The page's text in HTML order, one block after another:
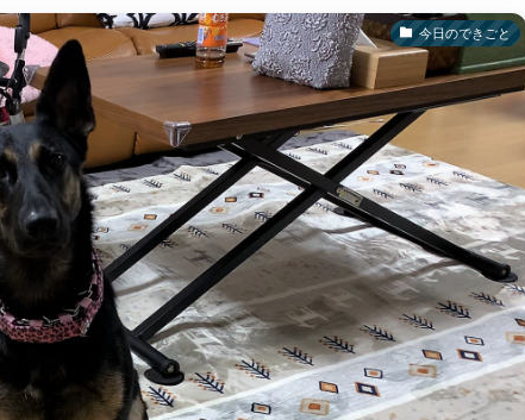
今日のできごと